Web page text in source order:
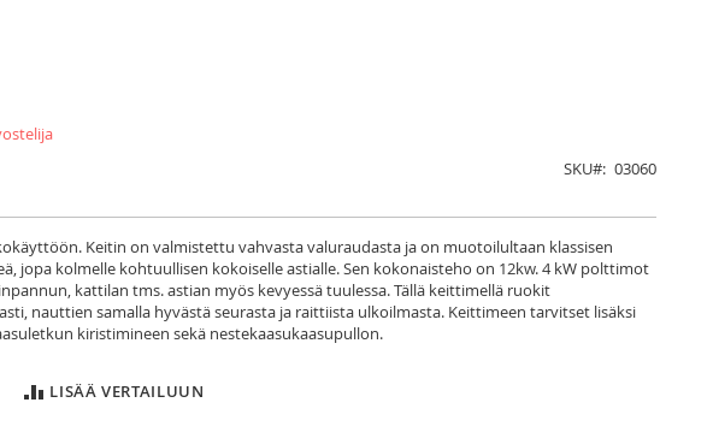
SKU 03060
Keitin on valmistettu vahvasta valuraudasta ja on muotoilultaan klassisen
jopa kolmelle kohtuullisen kokoiselle astialle. Sen kokonaisteho on 12kw. 4 kW polttimot
kattilan tms. astian myös kevyessä tuulessa. Tällä keittimellä ruokit
nauttien samalla hyvästä seurasta ja raittiista ulkoilmasta. Keittimeen tarvitset lisäksi
kiristimineen sekä nestekaasukaasupullon.
LISÄÄ VERTAILUUN